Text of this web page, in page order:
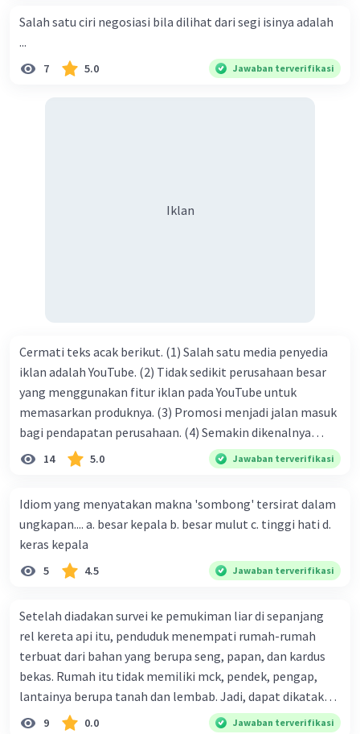
ke dalam umat-Nya yang diberkahi. Amin ya rabbal alamin.
Hadirin sekalian yang berbahagia! Dirasa amat penting
sekali jiwa sosial untuk diterapkan di lingkungan keluarga,
limpahan karuniaNya kita bisa berkumpul di sini. Kalimat
Salah satu ciri negosiasi bila dilihat dari segi isinya adalah
...
7 5.0 Jawaban terverifikasi
Iklan
Cermati teks acak berikut. (1) Salah satu media penyedia
iklan adalah YouTube. (2) Tidak sedikit perusahaan besar
yang menggunakan fitur iklan pada YouTube untuk
memasarkan produknya. (3) Promosi menjadi jalan masuk
bagi pendapatan perusahaan. (4) Semakin dikenalnya
suatu produk oleh konsumen, semakin besar pula peluang
perusahaan kepada konsumen. Urutan yang tepat agar
menjadi teks eksposisi yang padu adalah .... A. (1)-(2)-(3)-
(4)-(5) B. (2)-(1)-(3)-(4)-(5) C. (3)-(1)-(2)-(5)-(4) D. (3)-(5)-
(4)-(1)-(2) E. (5)-(1)-(3)-(4)-(2)
14 5.0 Jawaban terverifikasi
Idiom yang menyatakan makna 'sombong' tersirat dalam
ungkapan.... a. besar kepala b. besar mulut c. tinggi hati d.
keras kepala
5 4.5 Jawaban terverifikasi
Setelah diadakan survei ke pemukiman liar di sepanjang
rel kereta api itu, penduduk menempati rumah-rumah
terbuat dari bahan yang berupa seng, papan, dan kardus
bekas. Rumah itu tidak memiliki mck, pendek, pengap,
lantainya berupa tanah dan lembab. Jadi, dapat dikatakan
bahwa tempat tinggal mereka tidak layak huni dan tidak
9 0.0 Jawaban terverifikasi